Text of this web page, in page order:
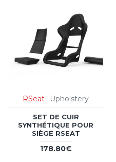
RSeat Upholstery
SET DE CUIR
SYNTHÉTIQUE POUR
SIÈGE RSEAT
178.80€